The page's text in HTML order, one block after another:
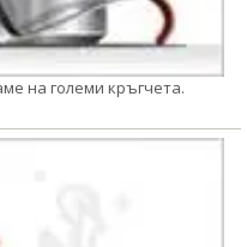
на големи кръгчета.